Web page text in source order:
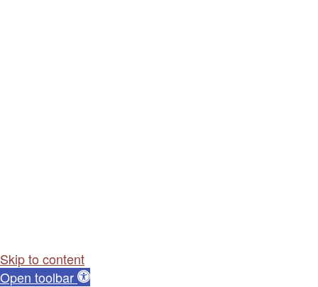
Skip to content
Open toolbar